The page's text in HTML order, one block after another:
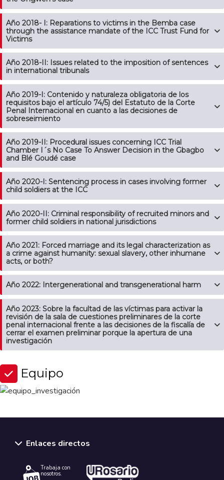
Año 2018- I: Reparations to victims in the Bemba case
through the assistance mandate of the ICC Trust Fund for
Victims
Año 2018-II: Issues related to the imposition of sentences
in international tribunals
Año 2019-I: Contenido y naturaleza obligatoria de los
requisitos bajo el artículo 74/5) del Estatuto de la Corte
Penal Internacional en cuanto a las decisiones de
sobreseimiento
Año 2019-II: Procedural issues concerning ICC Trial
Chamber I´s No Case To Answer Decision in the Gbagbo
and Blé Goudé case
Año 2020-I: Sentencing process in cases involving former
child soldiers at the ICC
Año 2020-II: Criminal responsibility of recruited minors and
former child soldiers in national jurisdictions
Año 2021: Forced marriage and its legal characterization as
a crime against humanity: sexual slavery, other inhumane
acts, or both?
Año 2022: Intergenerational and transgenerational harm
Año 2023: Sobre la facultad de las víctimas para activar la
revisión de la sala de cuestiones preliminares de la corte
penal internacional frente a las decisiones de la fiscalía de
cerrar el examen preliminar porque la apertura de una
investigación
Equipo
Enlaces directos
Trabaja con
nosotros.